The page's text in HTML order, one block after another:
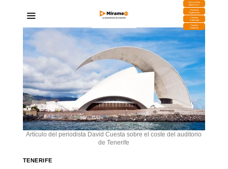
DESCARGA
MIRAPLAY
Buzón de
Sugerencias
Contratar
Publicidad
Contacto
Comercial
Artículo del periodista David Cuesta sobre el coste del auditorio
de Tenerife
TENERIFE